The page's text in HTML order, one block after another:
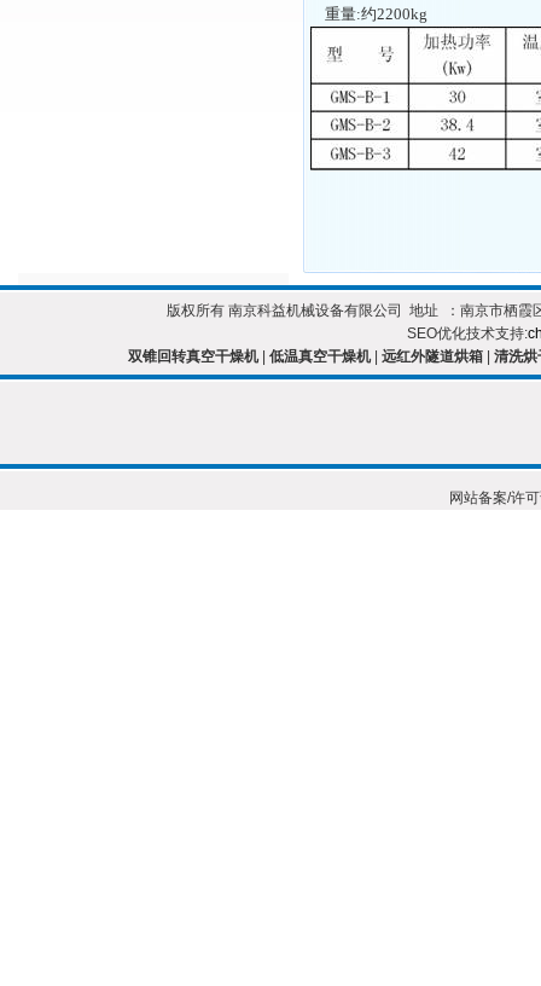
重量:约2200kg
版权所有 南京科益机械设备有限公司 地址 ：南京市栖
SEO优化技术支持:
双锥回转真空干燥机| 低温真空干燥机| 远红外隧道烘箱 清洗烘
网站备案/许